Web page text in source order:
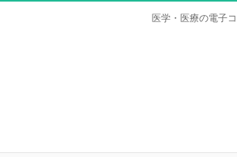
医学・医療の電子